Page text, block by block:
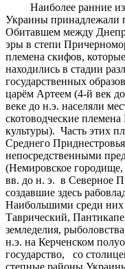
Наиболее ранние
Украины принадлежали
Обитавшем между
эры в степи
племена скифов,
находились в стадии
государственных
царём Артеем (4-й век
веке до н.э. населяли
скотоводческие
культуры). Часть этих
Среднего
непосредственными
(Немировское
вв. до н. э. в Северное
создавшие здесь
Наибольшими среди
Таврический,
земледелия,
н.э. на Керченском
государство, со
степные районы